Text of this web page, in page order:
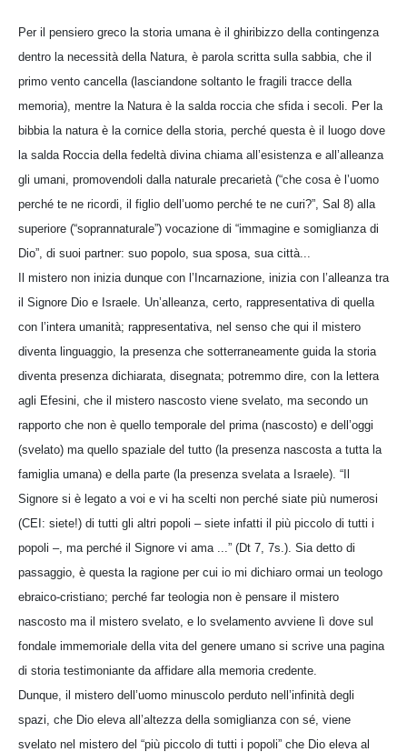
Per il pensiero greco la storia umana è il ghiribizzo della contingenza
dentro la necessità della Natura, è parola scritta sulla sabbia, che il
primo vento cancella (lasciandone soltanto le fragili tracce della
memoria), mentre la Natura è la salda roccia che sfida i secoli. Per la
bibbia la natura è la cornice della storia, perché questa è il luogo dove
la salda Roccia della fedeltà divina chiama all’esistenza e all’alleanza
gli umani, promovendoli dalla naturale precarietà (“che cosa è l’uomo
perché te ne ricordi, il figlio dell’uomo perché te ne curi?”, Sal 8) alla
superiore (“soprannaturale”) vocazione di “immagine e somiglianza di
Dio”, di suoi partner: suo popolo, sua sposa, sua città...
Il mistero non inizia dunque con l’Incarnazione, inizia con l’alleanza tra
il Signore Dio e Israele. Un’alleanza, certo, rappresentativa di quella
con l’intera umanità; rappresentativa, nel senso che qui il mistero
diventa linguaggio, la presenza che sotterraneamente guida la storia
diventa presenza dichiarata, disegnata; potremmo dire, con la lettera
agli Efesini, che il mistero nascosto viene svelato, ma secondo un
rapporto che non è quello temporale del prima (nascosto) e dell’oggi
(svelato) ma quello spaziale del tutto (la presenza nascosta a tutta la
famiglia umana) e della parte (la presenza svelata a Israele). “Il
Signore si è legato a voi e vi ha scelti non perché siate più numerosi
(CEI: siete!) di tutti gli altri popoli – siete infatti il più piccolo di tutti i
popoli –, ma perché il Signore vi ama ...” (Dt 7, 7s.). Sia detto di
passaggio, è questa la ragione per cui io mi dichiaro ormai un teologo
ebraico-cristiano; perché far teologia non è pensare il mistero
nascosto ma il mistero svelato, e lo svelamento avviene lì dove sul
fondale immemoriale della vita del genere umano si scrive una pagina
di storia testimoniante da affidare alla memoria credente.
Dunque, il mistero dell’uomo minuscolo perduto nell’infinità degli
spazi, che Dio eleva all’altezza della somiglianza con sé, viene
svelato nel mistero del “più piccolo di tutti i popoli” che Dio eleva al